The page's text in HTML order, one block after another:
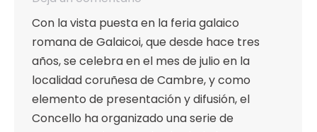
Con la vista puesta en la feria galaico
romana de Galaicoi, que desde hace tres
años, se celebra en el mes de julio en la
localidad coruñesa de Cambre, y como
elemento de presentación y difusión, el
Concello ha organizado una serie de